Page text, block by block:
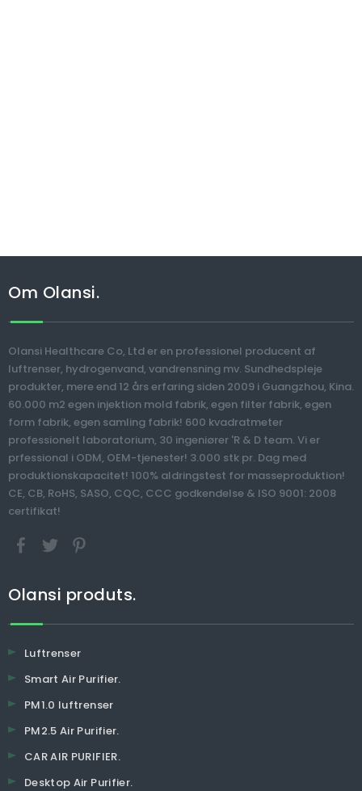
Om Olansi.
Olansi Healthcare Co, Ltd er en professionel producent af
luftrenser, hydrogenvand, vandrensning mv. Sundhedspleje
produkter, mere end 12 års erfaring siden 2009 i Guangzhou, Kina.
60.000 m2 egen injektion mold fabrik, egen filter fabrik, egen
form fabrik, egen samling fabrik! 600 kvadratmeter
professionelt laboratorium, 30 ingeniører 'R & D team. Vi er
prfessional i ODM, OEM-tjenester! 3.000 stk pr. Dag med
produktionskapacitet! 100% aldringstest for masseproduktion!
CE, CB, RoHS, SASO, CQC, CCC godkendelse & ISO 9001: 2008
certifikat!
Olansi produts.
Luftrenser
Smart Air Purifier.
PM1.0 luftrenser
PM2.5 Air Purifier.
CAR AIR PURIFIER.
Desktop Air Purifier.